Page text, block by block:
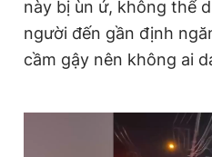
bản. Phát triển bởi ePi
này bị ùn ứ, không thể
người đến gần định
cầm gậy nên không ai